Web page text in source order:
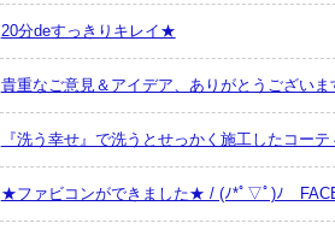
20分deすっきりキレイ★
貴重なご意見＆アイデア、ありがとうござい
『洗う幸せ』で洗うとせっかく施工したコー
★ファビコンができました★ / (ﾉ*ﾟ▽ﾟ)ﾉ